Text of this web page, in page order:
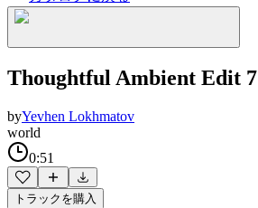
Thoughtful Ambient Edit 7
byYevhen Lokhmatov
world
0:51
トラックを購入